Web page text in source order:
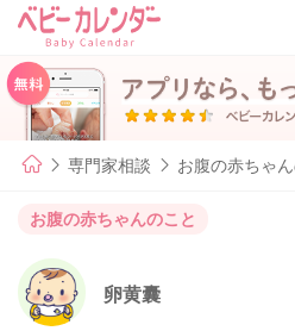
専門家相談 お腹の赤ちゃ
お腹の赤ちゃんのこと
卵黄囊